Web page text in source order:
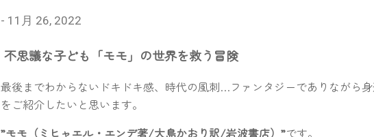
- 11月 26, 2022
不思議な子ども「モモ」の世界を救う冒険
最後までわからないドキドキ感、時代の風刺…ファンタジーでありながら
をご紹介したいと思います。
”モモ（ミヒャエル・エンデ著/大島かおり訳/岩波書店）”です。